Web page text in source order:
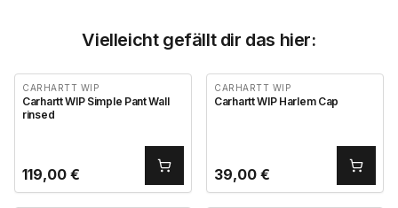
Vielleicht gefällt dir das hier:
CARHARTT WIP
Carhartt WIP Simple Pant Wall
rinsed
119,00 €
CARHARTT WIP
Carhartt WIP Harlem Cap
39,00 €